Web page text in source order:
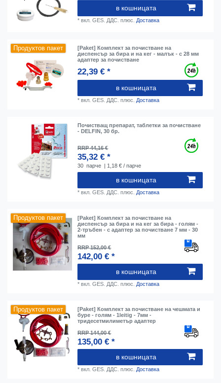
в кошницата
*вкл. GES. ДДС. плюс.Доставка
Продуктов пакет
[Paket] Комплект за почистване на
диспенсър за бира и на кег - малък - с 28 мм
адаптер за почистване
22,39 € *
в кошницата
*вкл. GES. ДДС. плюс. Доставка
Почистващ препарат, таблетки за почистване
- DELFIN, 30 бр.
RRP 44,16 €
35,32 € *
30 парче | 1,18 € / парче
в кошницата
*вкл. GES. ДДС. плюс. Доставка
Продуктов пакет
[Paket] Комплект за почистване на
диспенсър за бира и на кег за бира - голям -
2-тръбен - с адаптер за почистване 7 мм - 30
мм
RRP 152,00 €
142,00 € *
в кошницата
*вкл. GES. ДДС. плюс. Доставка
Продуктов пакет
[Paket] Комплект за почистване на чешмата и
буре - голям - 1leitig - 7мм -
тридесетмилиметър адаптер
RRP 144,00 €
135,00 € *
в кошницата
*вкл. GES. ДДС. плюс. Доставка